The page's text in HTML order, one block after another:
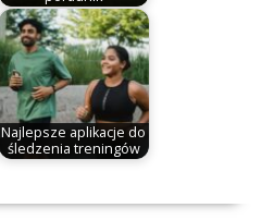
Najlepsze aplikacje do
śledzenia treningów